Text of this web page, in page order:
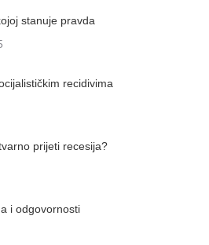
stanuje pravda
recidivima
prijeti recesija?
i odgovornosti